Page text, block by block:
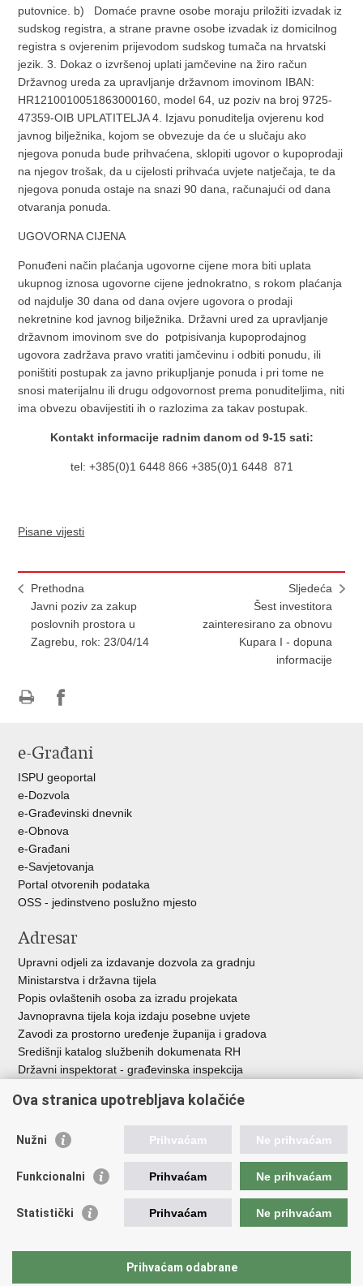
putovnice. b) Domaće pravne osobe moraju priložiti izvadak iz
sudskog registra, a strane pravne osobe izvadak iz domicilnog
registra s ovjerenim prijevodom sudskog tumača na hrvatski
jezik. 3. Dokaz o izvršenoj uplati jamčevine na žiro račun
Državnog ureda za upravljanje državnom imovinom IBAN:
HR1210010051863000160, model 64, uz poziv na broj 9725-
47359-OIB UPLATITELJA 4. Izjavu ponuditelja ovjerenu kod
javnog bilježnika, kojom se obvezuje da će u slučaju ako
njegova ponuda bude prihvaćena, sklopiti ugovor o kupoprodaji
na njegov trošak, da u cijelosti prihvaća uvjete natječaja, te da
njegova ponuda ostaje na snazi 90 dana, računajući od dana
otvaranja ponuda.
UGOVORNA CIJENA
Ponuđeni način plaćanja ugovorne cijene mora biti uplata
ukupnog iznosa ugovorne cijene jednokratno, s rokom plaćanja
od najdulje 30 dana od dana ovjere ugovora o prodaji
nekretnine kod javnog bilježnika. Državni ured za upravljanje
državnom imovinom sve do potpisivanja kupoprodajnog
ugovora zadržava pravo vratiti jamčevinu i odbiti ponudu, ili
poništiti postupak za javno prikupljanje ponuda i pri tome ne
snosi materijalnu ili drugu odgovornost prema ponuditeljima, niti
ima obvezu obavijestiti ih o razlozima za takav postupak.
Kontakt informacije radnim danom od 9-15 sati:
tel: +385(0)1 6448 866 +385(0)1 6448 871
Pisane vijesti
Prethodna
Javni poziv za zakup
poslovnih prostora u
Zagrebu, rok: 23/04/14
Sljedeća
Šest investitora
zainteresirano za obnovu
Kupara I - dopuna
informacije
FacebookuTwitteru
e-Građani
ISPU geoportal
e-Dozvola
e-Građevinski dnevnik
e-Obnova
e-Građani
e-Savjetovanja
Portal otvorenih podataka
OSS - jedinstveno poslužno mjesto
Adresar
Upravni odjeli za izdavanje dozvola za gradnju
Ministarstva i državna tijela
Popis ovlaštenih osoba za izradu projekata
Javnopravna tijela koja izdaju posebne uvjete
Zavodi za prostorno uređenje županija i gradova
Središnji katalog službenih dokumenata RH
Državni inspektorat - građevinska inspekcija
Vlada Republike Hrvatske
Agencija za pravni promet i posredovanje nekretninama
Fond za zaštitu okoliša i energetsku učinkovitost
Državne nekretnine d.o.o.
Ova stranica upotrebljava kolačiće
Nužni Prihvaćam Ne prihvaćam
Funkcionalni Prihvaćam Ne prihvaćam
Statistički Prihvaćam Ne prihvaćam
Prihvaćam odabrane